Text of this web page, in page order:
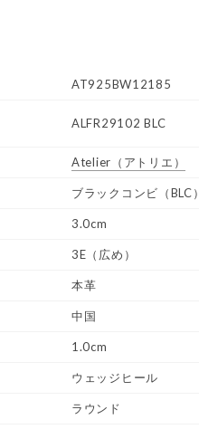
AT925BW12185
ALFR29102 BLC
Atelier （アトリエ）
ブラックコンビ（BLC）
3.0cm
3E（広め）
本革
中国
1.0cm
ウェッジヒール
ラウンド